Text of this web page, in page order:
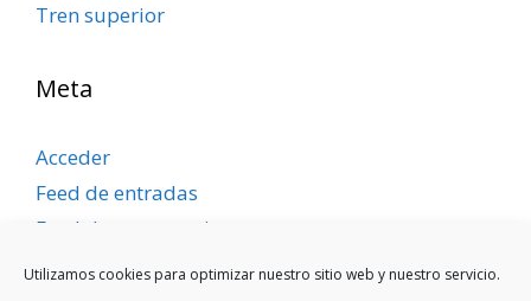
Utilizamos cookies para optimizar nuestro sitio web y nuestro servicio.
Tren superior
Meta
Acceder
Feed de entradas
Feed de comentarios
WordPress.org